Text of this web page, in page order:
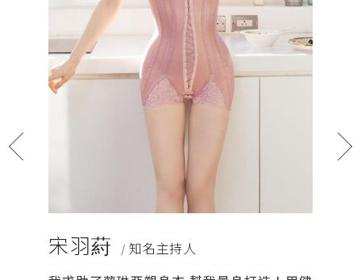
宋羽葤 / 知名主持人